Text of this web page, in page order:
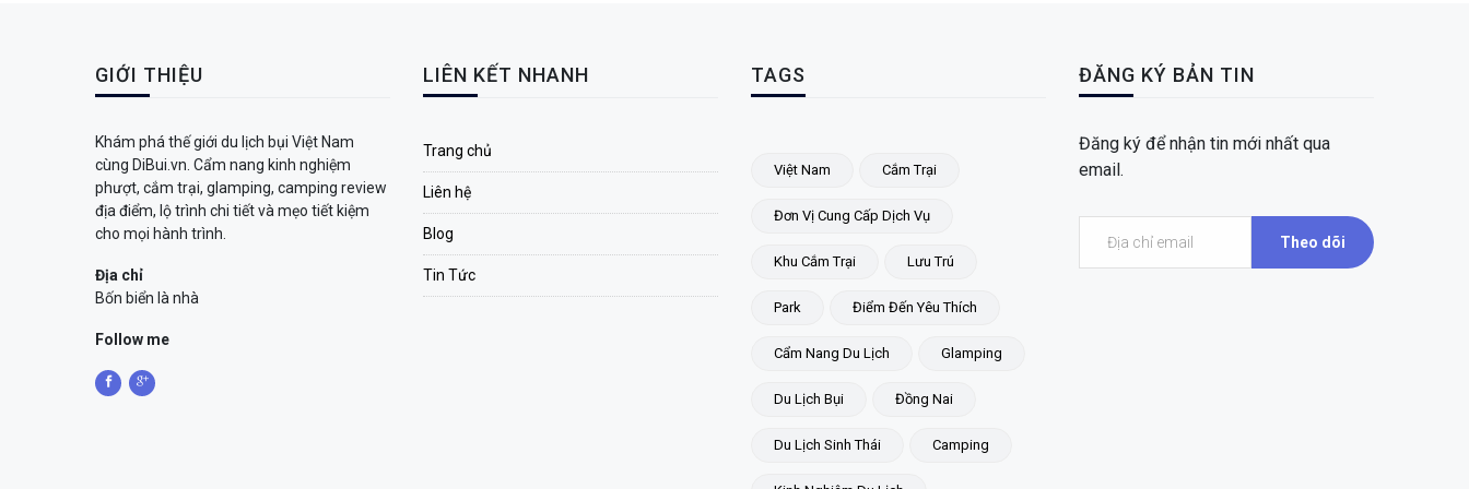
GIỚI THIỆU
Khám phá thế giới du lịch bụi Việt Nam
cùng DiBui.vn. Cẩm nang kinh nghiệm
phượt, cắm trại, glamping, camping review
địa điểm, lộ trình chi tiết và mẹo tiết kiệm
cho mọi hành trình.
Địa chỉ
Bốn biển là nhà
Follow me
LIÊN KẾT NHANH
Trang chủ
Liên hệ
Blog
Tin Tức
TAGS
Việt Nam Cắm Trại
Đơn Vị Cung Cấp Dịch Vụ
Khu Cắm Trại Lưu Trú
Park Điểm Đến Yêu Thích
Cẩm Nang Du Lịch Glamping
Du Lịch Bụi Đồng Nai
Du Lịch Sinh Thái Camping
ĐĂNG KÝ BẢN TIN
Đăng ký để nhận tin mới nhất qua
email.
Theo dõi